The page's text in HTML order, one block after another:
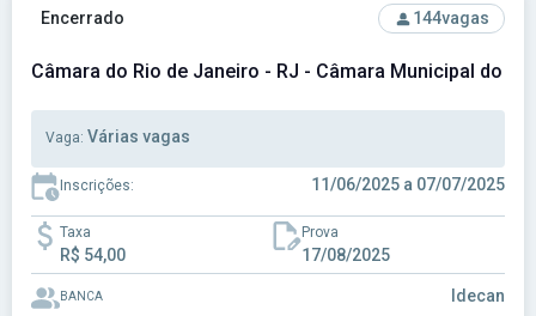
Ver concurso: Câmara do Rio de Janeiro - RJ - Câmara
Encerrado 144vagas
Câmara do Rio de Janeiro - RJ - Câmara Municipal do
Vaga: Várias vagas
Inscrições: 11/06/2025 a 07/07/2025
Taxa
R$ 54,00
Prova
17/08/2025
BANCA Idecan